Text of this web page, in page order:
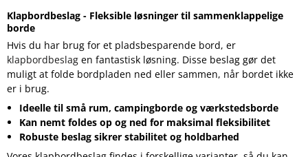
Klapbordbeslag - Fleksible løsninger til sammenklappelige
borde
Hvis du har brug for et pladsbesparende bord, er
klapbordbeslag en fantastisk løsning. Disse beslag gør det
muligt at folde bordpladen ned eller sammen, når bordet ikke
er i brug.
Ideelle til små rum, campingborde og værkstedsborde
Kan nemt foldes op og ned for maksimal fleksibilitet
Robuste beslag sikrer stabilitet og holdbarhed